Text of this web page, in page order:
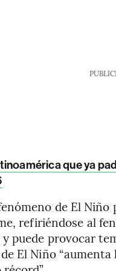
que ya
de El
refiriéndose al
puede provocar
El Niño